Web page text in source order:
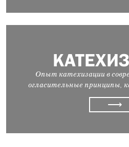
Опыт катехизации в
огласительные принципы,
⟶